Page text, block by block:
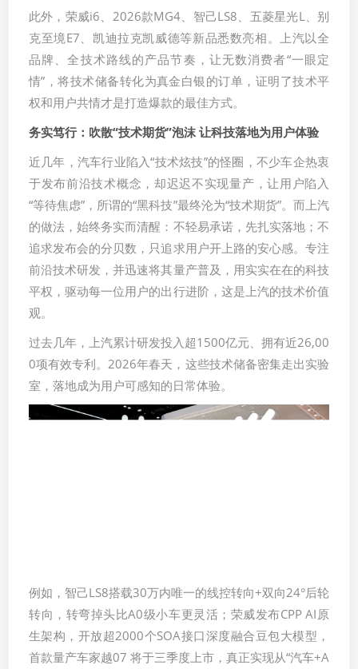
此外，荣威i6、2026款MG4、智己LS8、五菱星光L、别
克至境E7、凯迪拉克凯威德等新品悉数亮相。上汽以全
品牌、全技术路线的产品节奏，让无数消费者“一眼定
情”，将技术储备转化为真金白银的订单，证明了技术平
权和用户共情才是打造爆款的最佳方式。
务实笃行：吹散“技术期货”泡沫 让科技落地为用户体验
近几年，汽车行业陷入“技术炫技”的怪圈，不少车企热衷
于发布前沿技术概念，却迟迟不实现量产，让用户陷入
“等待焦虑”，所谓的“黑科技”最终沦为“技术期货”。而上汽
的做法，始终务实而清醒：不轻易承诺，先扎实落地；不
追求发布会的分贝数，只追求用户开上路的安心感。专注
前沿技术研发，并迅速将其量产普及，用实实在在的科技
平权，驱动每一位用户的出行进阶，这是上汽的技术价值
观。
过去几年，上汽累计研发投入超1500亿元、拥有近26,00
0项有效专利。2026年春天，这些技术储备密集走出实验
室，落地成为用户可感知的日常体验。
例如，智己LS8搭载30万内唯一的线控转向+双向24°后轮
转向，转弯掉头比A0级小车更灵活；荣威发布CPP AI原
生架构，开放超2000个SOA接口深度融合豆包大模型，
首款量产车家越07 将于三季度上市，真正实现从“汽车+A